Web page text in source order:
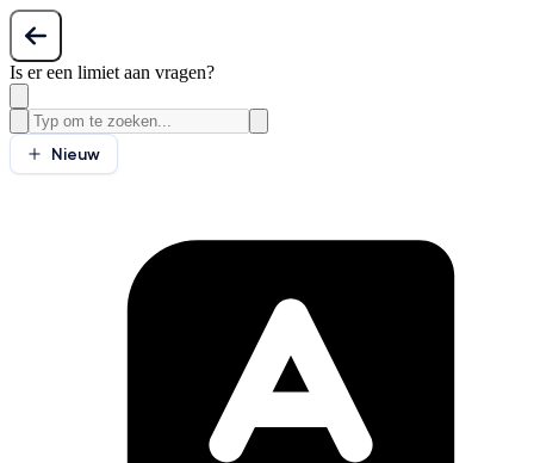
Is er een limiet aan vragen?
Nieuw